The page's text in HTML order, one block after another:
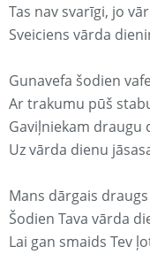
Tas nav svarīgi, jo
Sveiciens vārda
Gunavefa šodien
Ar trakumu pūš
Gaviļniekam draugu
Uz vārda dienu
Mans dārgais
Šodien Tava vārda
Lai gan smaids Tev